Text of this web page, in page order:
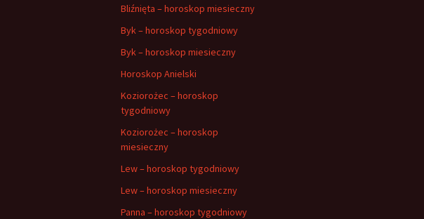
Bliźnięta – horoskop miesieczny
Byk – horoskop tygodniowy
Byk – horoskop miesieczny
Horoskop Anielski
Koziorożec – horoskop
tygodniowy
Koziorożec – horoskop
miesieczny
Lew – horoskop tygodniowy
Lew – horoskop miesieczny
Panna – horoskop tygodniowy